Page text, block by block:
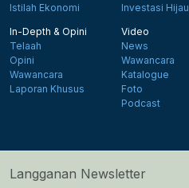
Istilah Ekonomi
Investasi Hijau
In-Depth & Opini
Telaah
Opini
Wawancara
Laporan Khusus
Video
News
Wawancara
Katalogue
Foto
Podcast
Langganan Newsletter